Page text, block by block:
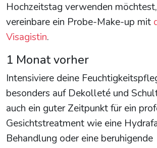
Hochzeitstag verwenden
vereinbare ein Probe-Make-up mit
Visagistin.
1 Monat vorher
Intensiviere deine
besonders auf Dekolleté und
auch ein guter Zeitpunkt für ein
Gesichtstreatment wie eine
Behandlung oder eine beruhigende